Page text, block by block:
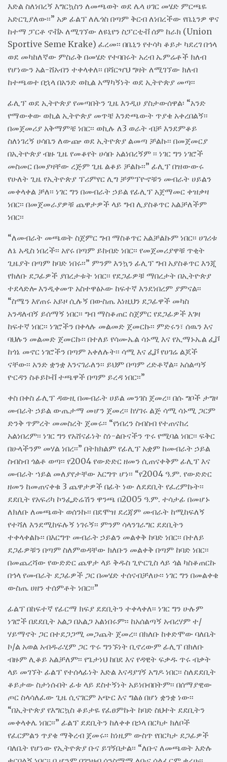
እድል ስለነበረኝ እግርኳስን ለመጫወት ወደ ሌላ ሀገር መሄድ ምርጫዬ
አድርጊያለው፡፡” አዎ ፊልፕ ለሌጎስ በጣም ቅርብ ለነበረችው የቤኒንዎ ዋና
ከተማ ፓርቶ ኖቭኦ ለሚገኘው ለዩኒየን ስፓርቲቭ ሰም ከራክ (Union
Sportive Seme Krake) ፈረመ፡፡ በቤኒን የተሳካ ቆይታ ካደረገ በኅላ
ወደ መካከለኛው ምስራቅ በመሄድ የተባበሩት አረብ ኤምሬቶች ክለብ
የሆነውን አል-ሸአብን ተቀላቀለ፡፡ በሻርዣህ ግዛት ለሚገኘው ክለብ
ከተጫወተ በኋላ በአንድ ወኪል አማካኝነት ወደ ኢትዮጵያ መጣ፡፡
ፊሊፕ ወደ ኢትዮጵያ የመጣበትን ጊዜ እንዲሀ ያስታውሰዋል፡ “አንድ
የማውቀው ወኪል ኢትዮጵያ መጥቼ እንድጫውት ጥያቄ አቀረበልኝ፡፡
በመጀመሪያ አቅማምቼ ነበር፡፡ ወኪሉ ለ3 ወራት ብቻ እንደምቆይ
ስለነገረኝ ሀሳቤን ለውጬ ወደ ኢትዮጵያ ልመጣ ቻልኩ፡፡ በመጀመርያ
በኢትዮጵያ ብዙ ጊዜ የመቆየት ሀሳቡ አልነበረኝም ፡፡ ነገር ግን ነገሮች
መስመር በመያዛቸው ረጅም ጊዜ ልቆይ ቻልኩ፡፡” ፊሊፕ በዝውውሩ
የሁለት ጊዜ የኢትዮጵያ ፕሪምየር ሊግ ቻምፕዮኖቹን መብራት ሀይልን
መቀላቀል ቻለ፡፡ ነገር ግን በመብራት ኃይል የፊሊፕ አጀማመር ቀዝቃዛ
ነበር፡፡ በመጀመራያዎቹ ጨዋታዎች ላይ ግብ ሊያስቆጥር አልቻለችም
ነበር፡፡
“ለመብራት መጫወት ስጀምር ግብ ማስቆጥር አልቻልኩም ነበር፡፡ ሀገሪቱ
ለኔ አዲስ ነበረች፡፡ አየሩ በጣም ይከብድ ነበር፡፡ የመጀመሪያዋቹ ጥቂት
ጊዜያት በጣም ከባድ ነበሩ፡፡” ምንም እንኳን ፊሊፕ ግብ አያስቆጥር እንጂ
የክለቡ ደጋፊዎች ያበረታቱት ነበር፡፡ የደጋፊዎቹ ማበረታት በኢትዮጵያ
ተደላድሎ እንዲቀመጥ አስተዋፅኦው ከፍተኛ እንደነበረም ያምናል፡፡
“ስሜን እየጠሩ አይዞ ሲሉኝ በውስጤ እነዚህን ደጋፊዋች መካስ
አንዳለብኝ ይሰማኝ ነበር፡፡ ግብ ማስቆጠር ስጀምር የደጋፊዎች እገዛ
ከፍተኛ ነበር፡፡ ነገሮችን በቀላሉ መልመድ ጀመርኩ፡፡ ምድሩን፣ ሰዉን እና
ባህሉን መልመድ ጀመርኩ፡፡ በተለይ የሳሙኤል ሳኑሚ እና የኢማኑኤል ፌቮ
ከጎኔ መኖር ነገሮችን በጣም አቀለሉት፡፡ ሳሚ እና ፌቮ የሀገሬ ልጆች
ናቸው፡፡ አንድ ቋንቋ እንናገራለን፡፡ ይህም በጣም ረድቶኛል፡፡ አሰልጣኝ
ዮርዳን ስቶይኮቭ ተጫዋች በጣም ይረዳ ነበር፡፡”
ቀስ በቀስ ፊሊፕ ዳውዚ በመብራት ሀይል መንገስ ጀመረ፡፡ በሱ ግቦች ታግዞ
መብራት ኃይል ውጤታማ መሆን ጀመረ፡፡ ከሃገሩ ልጅ ሳሚ ሳኑሚ ጋርም
ድንቅ ጥምረት መመስረት ጀመሩ፡፡ “የነበረን ስብስብ የተጠናከረ
አልነበረም፡፡ ነገር ግን የአሸናፊነት ስነ-ልቡናችን ጥሩ የሚባል ነበር፡፡ ፍቅር
በሁላችንም መሃል ነበረ፡፡” በትክክልም የፊሊፕ አቋም ከመብራት ኃይል
ስብስብ ጎልቶ ወጣ፡፡ የ2004 የውድድር ዘመን ሲጠናቀቅም ፊሊፕ እና
መብራት ኀይል መለያየታቸው እርግጥ ሆነ፡፡ “የ2004 ዓ.ም. የውድድር
ዘመን ከመጠናቀቁ 3 ጨዋታዎች በፊት ነው ለደደቢት የፈረምኩት፡፡
ደደቢት የአፍሪካ ኮንፌድሬሽን ዋንጫ በ2005 ዓ.ም. ተሳታፊ በመሆኑ
ለክለቡ ለመጫወት ወሰንኩ፡፡ በደሞዝ ደረጃም መብራት ከሚከፍለኝ
የተሻለ እንደሚከፍሉኝ ነገሩኝ፡፡ ምንም ሳላንገራግር ደደቢትን
ተቀላቀልኩ፡፡ በእርግጥ መብራት ኃይልን መልቀቅ ከባድ ነበር፡፡ በተለይ
ደጋፊዎቹን በጣም ስለምወዳቸው ክለቡን መልቀቅ በጣም ከባድ ነበር፡፡
በመጨረሻው የውድድር ጨዋታ ላይ ቅዱስ ጊዮርጊስ ላይ ጎል ካስቆጠርኩ
በኅላ የመብራት ደጋፊዎች ጋር በመሄድ ተሰናብቻለሁ፡፡ ነገር ግን በመልቀቄ
ውስጤ ሀዘን ተሰምቶት ነበር፡፡”
ፊልፕ በከፍተኛ የፊርማ ክፍያ ደደቢትን ተቀላቀለ፡፡ ነገር ግን ሁሉም
ነገሮች በደደቢት አልጋ በአልጋ አልነበሩም፡፡ ከአሰልጣኝ አብረሃም ተ/
ሃይማኖት ጋር በተደጋጋሚ መጋጨት ጀመረ፡፡ በክለቡ ከቀድሞው ባለቤት
ኮ/ል አወል አብዱራሂም ጋር ጥሩ ግንኙነት ቢኖረውም ፊሊፕ በክለቡ
ብዙም ሊቆይ አልቻለም፡፡ የጌታነህ ከበደ እና የዳዊት ፍቃዱ ጥሩ ብቃት
ላይ መገኘት ፊልፕ የተሰላፊነት እድል እናዳያገኝ አግዶ ነበር፡፡ ስለደደቢት
ቆይታው ስታነሱበት ፊቱ ላይ ደስተኝነት አይነበብበትም፡፡ በሰማያዊው
ጦር ስላሳለፈው ጊዜ ሲናገርም አጭር እና ግልፅ በሆነ ቋንቋ ነው፡፡
“በኢትዮጵያ የእግርኳስ ቆይታዬ የፈፀምኩት ከባድ ስህተት ደደቢትን
መቀላቀሌ ነበር፡፡” ፊልፕ ደደቢትን ከለቀቀ በኃላ በርካታ ክለቦች
የፈርምልን ጥያቄ ማቅረብ ጀመሩ፡፡ ከነዚም ውስጥ የበርካታ ደጋፊዎች
ባለቤት የሆነው የኢትዮጵያ ቡና ይገኝበታል፡፡ “ለቡና ለመጫወት እድሉ